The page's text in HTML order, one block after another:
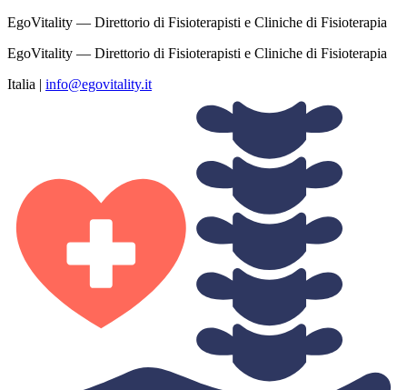
EgoVitality — Direttorio di Fisioterapisti e Cliniche di Fisioterapia
EgoVitality — Direttorio di Fisioterapisti e Cliniche di Fisioterapia
Italia | info@egovitality.it